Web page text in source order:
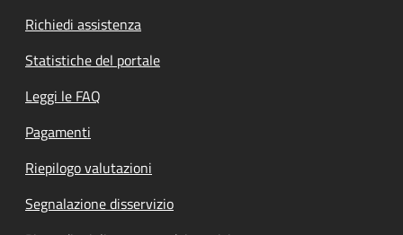
Richiedi assistenza
Statistiche del portale
Leggi le FAQ
Pagamenti
Riepilogo valutazioni
Segnalazione disservizio